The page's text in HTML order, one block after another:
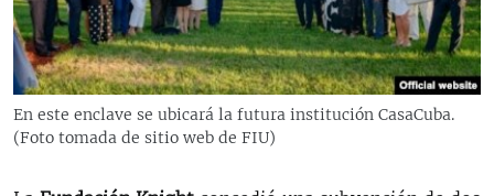
RADIO MARTÍ
ESPECIALES
ESPECIALES
LA REALIDAD DE LA VIVIENDA EN CUBA
MULTIMEDIA
EDITORIALES
En este enclave se ubicará la futura institución CasaCuba.
(Foto tomada de sitio web de FIU)